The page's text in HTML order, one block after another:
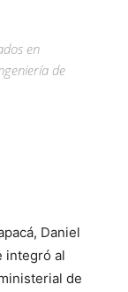
en
de
Daniel
integró al
de